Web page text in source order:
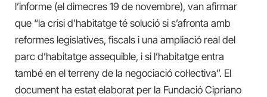
l’informe (el dimecres 19 de novembre), van afirmar
que “la crisi d’habitatge té solució si s’afronta amb
reformes legislatives, fiscals i una ampliació real del
parc d’habitatge assequible, i si l’habitatge entra
també en el terreny de la negociació col·lectiva”. El
document ha estat elaborat per la Fundació Cipriano